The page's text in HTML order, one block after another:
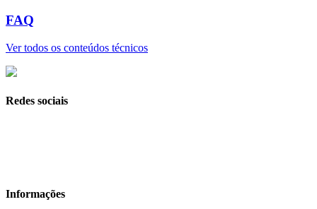
FAQ
Ver todos os conteúdos técnicos
Redes sociais
Informações